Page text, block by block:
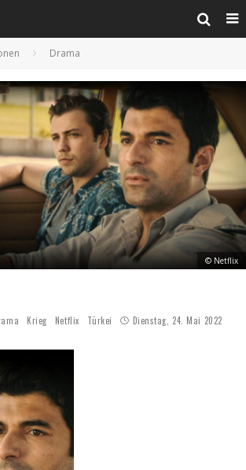
Drama
© Netflix
Krieg Netflix Türkei Dienstag, 24. Mai 2022